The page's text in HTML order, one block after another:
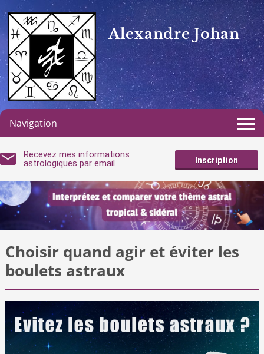
Alexandre Johan
Navigation
Recevez mes informations
astrologiques par email
Inscription
Choisir quand agir et éviter les
boulets astraux